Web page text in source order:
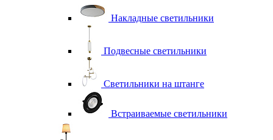
Накладные светильники
Подвесные светильники
Светильники на штанге
Встраиваемые светильники